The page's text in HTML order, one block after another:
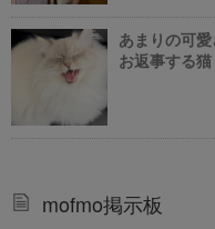
あまりの可
お返事する
mofmo掲示板